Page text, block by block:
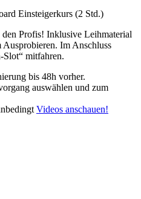
Einsteigerkurs (2 Std.)
Profis! Inklusive Leihmaterial
Im Anschluss
Slot“ mitfahren.
bis 48h vorher.
auswählen und zum
Videos anschauen!